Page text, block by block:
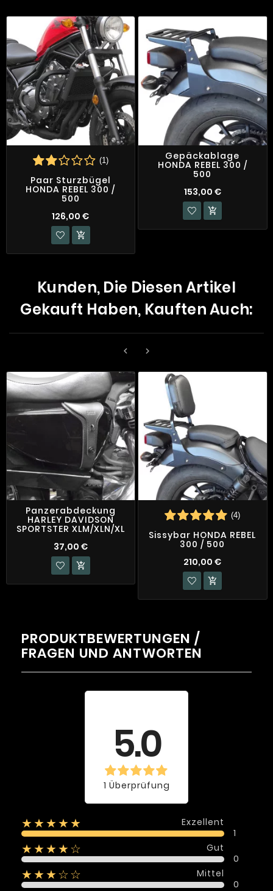
(1)
Paar Sturzbügel
HONDA REBEL 300 /
500
126,00 €

Gepäckablage
HONDA REBEL 300 /
500
153,00 €

Kunden, Die Diesen Artikel
Gekauft Haben, Kauften Auch:
 
Panzerabdeckung
HARLEY DAVIDSON
SPORTSTER XLM/XLN/XL
37,00 €

(4)
Sissybar HONDA REBEL
300 / 500
210,00 €

PRODUKTBEWERTUNGEN /
FRAGEN UND ANTWORTEN
5.0
1 Überprüfung
★★★★★
Exzellent
1
★★★★☆
Gut
0
★★★☆☆
Mittel
0